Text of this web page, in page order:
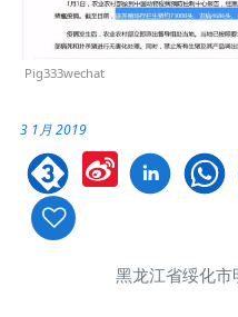
Pig333wechat
3 1月 2019
Sina
Weibo
黑龙江省绥化